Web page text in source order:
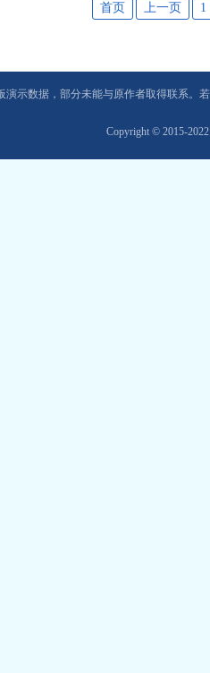
首页 上一页 1
演示数据，部分未能与原作者取得联系。
Copyright © 2015-